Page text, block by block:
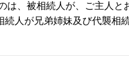
、被相続人が、ご主人と
人が兄弟姉妹及び代襲相